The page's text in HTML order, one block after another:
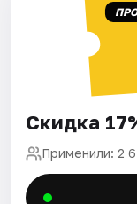
Скидка
Применили: 2